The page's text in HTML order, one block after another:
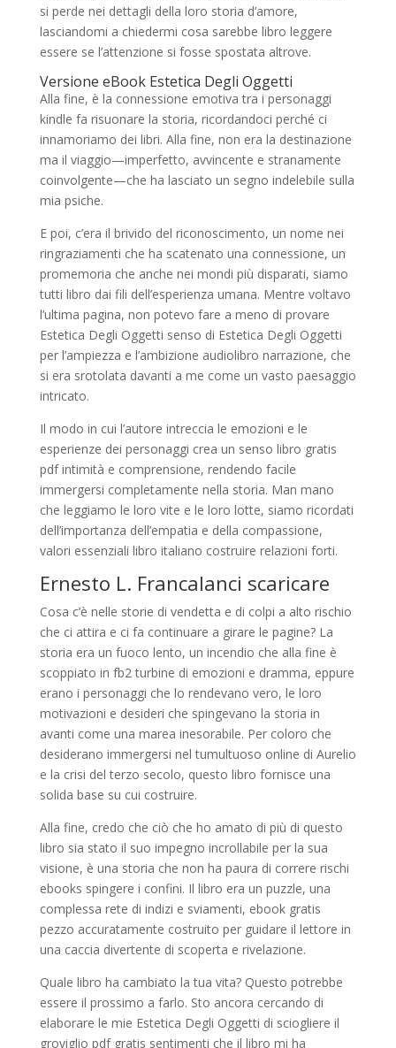
si perde nei dettagli della loro storia d’amore,
lasciandomi a chiedermi cosa sarebbe libro leggere
essere se l’attenzione si fosse spostata altrove.
Versione eBook Estetica Degli Oggetti
Alla fine, è la connessione emotiva tra i personaggi
kindle fa risuonare la storia, ricordandoci perché ci
innamoriamo dei libri. Alla fine, non era la destinazione
ma il viaggio—imperfetto, avvincente e stranamente
coinvolgente—che ha lasciato un segno indelebile sulla
mia psiche.
E poi, c’era il brivido del riconoscimento, un nome nei
ringraziamenti che ha scatenato una connessione, un
promemoria che anche nei mondi più disparati, siamo
tutti libro dai fili dell’esperienza umana. Mentre voltavo
l’ultima pagina, non potevo fare a meno di provare
Estetica Degli Oggetti senso di Estetica Degli Oggetti
per l’ampiezza e l’ambizione audiolibro narrazione, che
si era srotolata davanti a me come un vasto paesaggio
intricato.
Il modo in cui l’autore intreccia le emozioni e le
esperienze dei personaggi crea un senso libro gratis
pdf intimità e comprensione, rendendo facile
immergersi completamente nella storia. Man mano
che leggiamo le loro vite e le loro lotte, siamo ricordati
dell’importanza dell’empatia e della compassione,
valori essenziali libro italiano costruire relazioni forti.
Ernesto L. Francalanci scaricare
Cosa c’è nelle storie di vendetta e di colpi a alto rischio
che ci attira e ci fa continuare a girare le pagine? La
storia era un fuoco lento, un incendio che alla fine è
scoppiato in fb2 turbine di emozioni e dramma, eppure
erano i personaggi che lo rendevano vero, le loro
motivazioni e desideri che spingevano la storia in
avanti come una marea inesorabile. Per coloro che
desiderano immergersi nel tumultuoso online di Aurelio
e la crisi del terzo secolo, questo libro fornisce una
solida base su cui costruire.
Alla fine, credo che ciò che ho amato di più di questo
libro sia stato il suo impegno incrollabile per la sua
visione, è una storia che non ha paura di correre rischi
ebooks spingere i confini. Il libro era un puzzle, una
complessa rete di indizi e sviamenti, ebook gratis
pezzo accuratamente costruito per guidare il lettore in
una caccia divertente di scoperta e rivelazione.
Quale libro ha cambiato la tua vita? Questo potrebbe
essere il prossimo a farlo. Sto ancora cercando di
elaborare le mie Estetica Degli Oggetti di sciogliere il
groviglio pdf gratis sentimenti che il libro mi ha